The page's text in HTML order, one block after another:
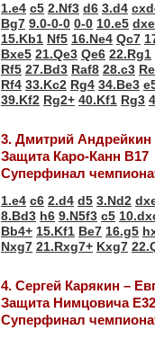
1.e4 c5 2.Nf3 d6 3.d4
Bg7 9.0-0-0 0-0 10.e5
15.Kb1 Nf5 16.Ne4 Qc7
Bxe5 21.Qe3 Qe6 22.Rg1
Rf5 27.Bd3 Raf8 28.c3
Rf4 33.Kc2 Rg4 34.Be3
39.Kf2 Rg2+ 40.Kf1 Rg3
3. Дмитрий
Защита Каро-Канн В17
Суперфинал
1.e4 c6 2.d4 d5 3.Nd2
8.Bd3 h6 9.N5f3 c5
Bb4+ 15.Kf1 Be7 16.g5
Nxg7 21.Rxg7+ Kxg7
4. Сергей Карякин –
Защита Нимцовича Е32
Суперфинал